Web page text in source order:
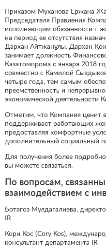
Приказом Муканова Ержана
Председателя Правления
исполняющим обязанности г-
на период ее отсутствия
Дархан Айтжанұлы. Дархан
занимает должность
Казатомпрома с января 2018
совместно с Камилой
четыре года, тем самым
преемственность и
экономической деятельности
Отметим, что Компания ценит
поддерживает работающих
предоставляя комфортные
дополнительный социальный
Для получения более
вы можете связаться:
По вопросам,
взаимодействием с
Ботагоз Мулдагалиева,
IR
Кори Кос (Cory Kos),
консультант департамента IR